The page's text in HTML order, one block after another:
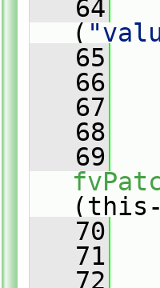
   64
(
   65
   66
   67
   68
   69
   70
   71
   72